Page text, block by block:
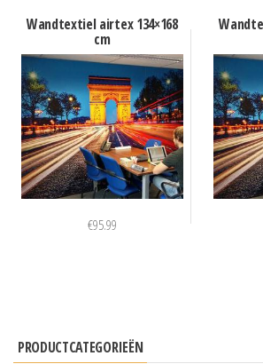
Wandtextiel airtex 134×168
cm
€95.99
PRODUCTCATEGORIEËN